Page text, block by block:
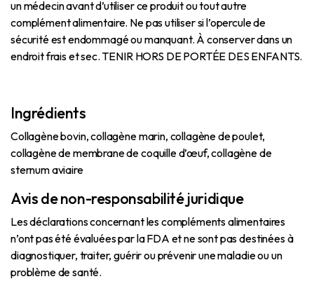
un médecin avant d’utiliser ce produit ou tout autre
complément alimentaire. Ne pas utiliser si l’opercule de
sécurité est endommagé ou manquant. À conserver dans un
endroit frais et sec. TENIR HORS DE PORTÉE DES ENFANTS.
Ingrédients
Collagène bovin, collagène marin, collagène de poulet,
collagène de membrane de coquille d’œuf, collagène de
sternum aviaire
Avis de non-responsabilité juridique
Les déclarations concernant les compléments alimentaires
n’ont pas été évaluées par la FDA et ne sont pas destinées à
diagnostiquer, traiter, guérir ou prévenir une maladie ou un
problème de santé.